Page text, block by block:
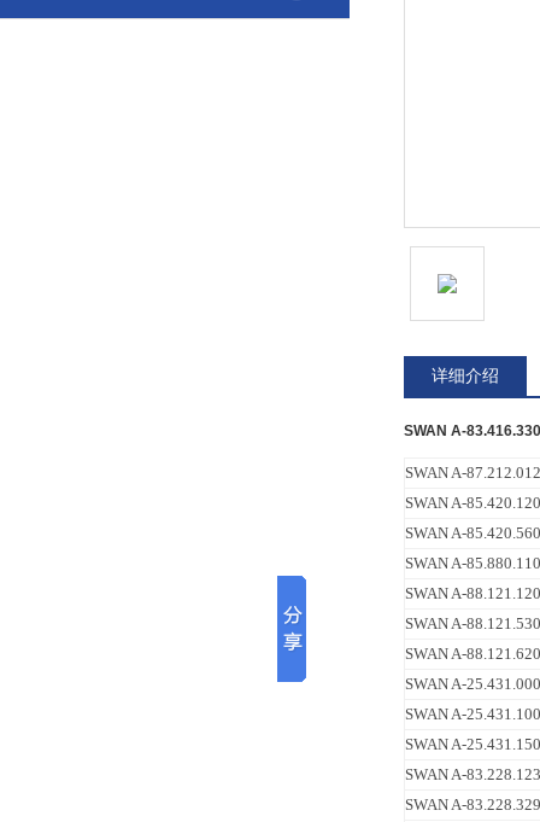
详细介绍
SWAN A-
SWAN A-
SWAN A-
SWAN A-
SWAN A-
SWAN A-
SWAN A-
SWAN A-
SWAN A-
SWAN A-
SWAN A-
SWAN A-
SWAN A-